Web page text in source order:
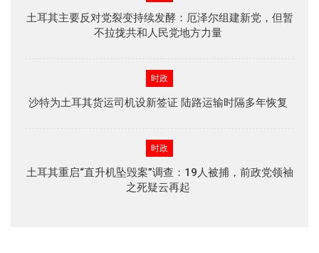
土耳其主要反对党裂变持续发酵：厄泽尔组建新党，但暂
不拉拢共和人民党地方力量
时政
沙特为土耳其货运司机设新签证 陆路运输时隔多年恢复
时政
土耳其重启“直升机坠毁案”调查：19人被捕，前政党领袖
之死疑云再起